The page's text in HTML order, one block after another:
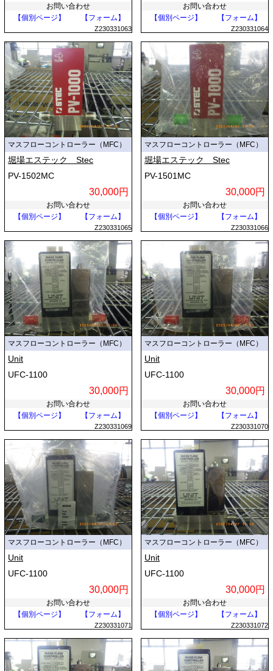
お問い合わせ
【個別ページ】
【フォーム】
Z230331063
お問い合わせ
【個別ページ】
【フォーム】
Z230331064
マスフローコントローラー（MFC）
堀場エステック Stec
PV-1502MC
30,000円
お問い合わせ
【個別ページ】
【フォーム】
Z230331065
マスフローコントローラー（MFC）
堀場エステック Stec
PV-1501MC
30,000円
お問い合わせ
【個別ページ】
【フォーム】
Z230331066
マスフローコントローラー（MFC）
Unit
UFC-1100
30,000円
お問い合わせ
【個別ページ】
【フォーム】
Z230331069
マスフローコントローラー（MFC）
Unit
UFC-1100
30,000円
お問い合わせ
【個別ページ】
【フォーム】
Z230331070
マスフローコントローラー（MFC）
Unit
UFC-1100
30,000円
お問い合わせ
【個別ページ】
【フォーム】
Z230331071
マスフローコントローラー（MFC）
Unit
UFC-1100
30,000円
お問い合わせ
【個別ページ】
【フォーム】
Z230331072